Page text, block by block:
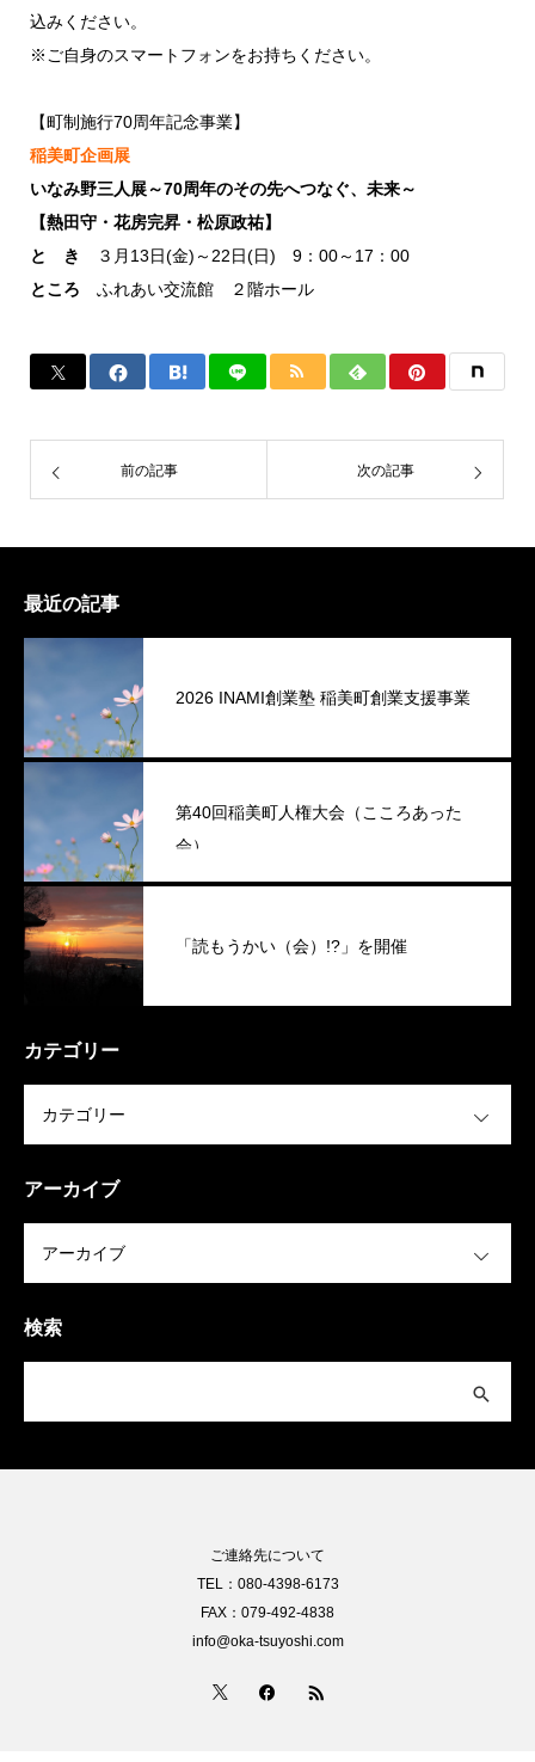
込みください。
※ご自身のスマートフォンをお持ちください。
【町制施行70周年記念事業】
稲美町企画展
いなみ野三人展～70周年のその先へつなぐ、未来～
【熱田守・花房完昇・松原政祐】
と き
３月13日(金)～22日(日) 9：00～17：00
ところ ふれあい交流館 ２階ホール
前の記事 次の記事
最近の記事
2026 INAMI創業塾 稲美町創業支援事業
第40回稲美町人権大会（こころあった
会）
「読もうかい（会）!?」を開催
カテゴリー
アーカイブ
検索
ご連絡先について
TEL：080-4398-6173
FAX：079-492-4838
info@oka-tsuyoshi.com